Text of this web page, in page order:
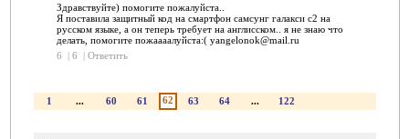
Здравствуйте) помогите пожалуйста..
Я поставила защитный код на смартфон самсунг галакси с2 на
русском языке, а он теперь требует на англисском.. я не знаю что
делать, помогите пожаааалуйста:( yangelonok@mail.ru
6
| 6 | Ответить
1 ... 60 61 62 63 64 ... 122